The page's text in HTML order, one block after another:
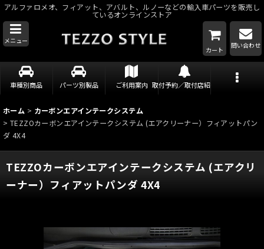
アルファロメオ、フィアット、アバルト、ルノーなどの輸入車パーツを販売し
ているオンラインストア
メニュー
カート
問い合わせ
車種別商品 パーツ別製品 ご利用案内 取付予約／取付店紹介
ホーム > カーボンエアインテークシステム
> TEZZOカーボンエアインテークシステム (エアクリーナー）フィアットパン
ダ 4X4
TEZZOカーボンエアインテークシステム (エアクリ
ーナー）フィアットパンダ 4X4